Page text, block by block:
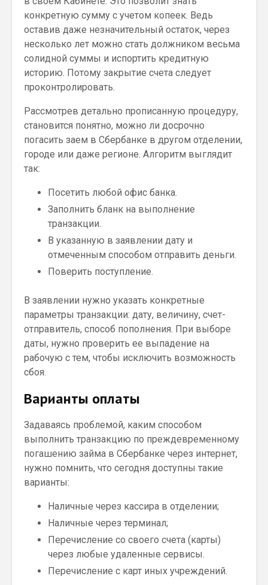
конкретную сумму с учетом копеек. Ведь
оставив даже незначительный остаток, через
несколько лет можно стать должником весьма
солидной суммы и испортить кредитную
историю. Потому закрытие счета следует
проконтролировать.
Рассмотрев детально прописанную процедуру,
становится понятно, можно ли досрочно
погасить заем в Сбербанке в другом отделении,
городе или даже регионе. Алгоритм выглядит
так:
Посетить любой офис банка.
Заполнить бланк на выполнение
транзакции.
В указанную в заявлении дату и
отмеченным способом отправить деньги.
Поверить поступление.
В заявлении нужно указать конкретные
параметры транзакции: дату, величину, счет-
отправитель, способ пополнения. При выборе
даты, нужно проверить ее выпадение на
рабочую с тем, чтобы исключить возможность
сбоя.
Варианты оплаты
Задаваясь проблемой, каким способом
выполнить транзакцию по преждевременному
погашению займа в Сбербанке через интернет,
нужно помнить, что сегодня доступны такие
варианты:
Наличные через кассира в отделении;
Наличные через терминал;
Перечисление со своего счета (карты)
через любые удаленные сервисы.
Перечисление с карт иных учреждений.